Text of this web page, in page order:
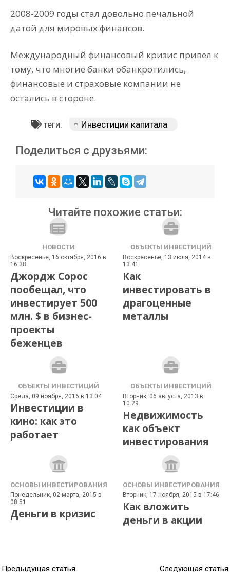
2008-2009 годы стал довольно печальной
датой для мировых финансов.
Международный финансовый кризис привел к
тому, что многие банки обанкротились,
финансовые и страховые компании не
остались в стороне.
теги: Инвестиции капитала
Поделиться с друзьями:
Читайте похожие статьи:
НОВОСТИ
Воскресенье, 16 октября, 2016 в
16:38
Джордж Сорос
пообещал, что
инвестирует 500
млн. $ в бизнес-
проекты
беженцев
ОБЪЕКТЫ ИНВЕСТИЦИЙ
Воскресенье, 13 июля, 2014 в
13:41
Как
инвестировать в
драгоценные
металлы
ОБЪЕКТЫ ИНВЕСТИЦИЙ
Среда, 09 ноября, 2016 в 13:04
Инвестиции в
кино: как это
работает
ОБЪЕКТЫ ИНВЕСТИЦИЙ
Вторник, 06 августа, 2013 в
10:29
Недвижимость
как объект
инвестирования
ОСНОВЫ ИНВЕСТИРОВАНИЯ
Понедельник, 02 марта, 2015 в
08:51
Деньги в кризис
ОСНОВЫ ИНВЕСТИРОВАНИЯ
Вторник, 17 ноября, 2015 в 17:46
Как вложить
деньги в акции
Предыдущая статья Следующая статья